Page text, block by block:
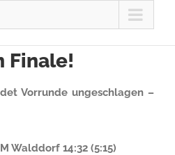
Finale!
Vorrunde ungeschlagen –
Walddorf 14:32 (5:15)